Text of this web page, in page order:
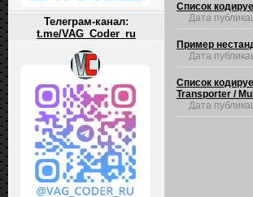
Телеграм-канал:
t.me/VAG_Coder_ru
Список
Дата
Пример
Дата
Список
Transporter /
Дата